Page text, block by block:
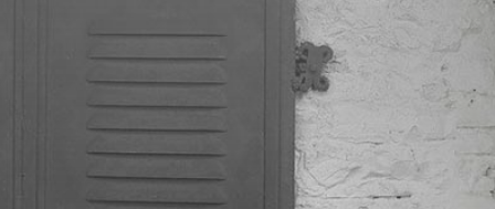
Politique de confidentialité et RGPD